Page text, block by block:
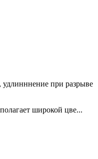
удлинннение при разрыве
широкой цве...